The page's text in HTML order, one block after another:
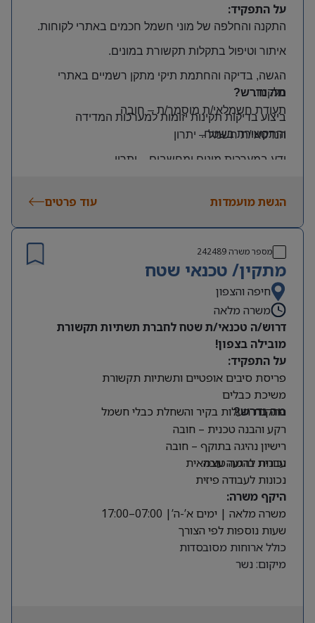
על התפקיד:
התקנה והחלפה של מוני חשמל חכמים באתרי לקוחות.
איתור וטיפול בתקלות תקשורת במונים.
הגשה, בדיקה והחתמת תיקי מתקן רשמיים באתרי
הלקוח.
ביצוע בדיקות תקינות יזומות למערכות המדידה
והתקשורת בשטח.
מה נדרש?
תעודת חשמלאי/ת מוסמך/ת – חובה
הנדסאי/ת חשמל– יתרון
ידע במערכות מונים ומחשבים יתרון
היקף משרה:
משרה מלאה | ימים: א’-ה’ | שעות: 8:00–17:00
תנאים:
רכב צמוד וטלפון סלולרי
שכר גבוה
מיקום: קדימה צורן
הגשת מועמדות עוד פרטים
מספר משרה242489
מתקין/ טכנאי שטח
חיפה והצפון
משרה מלאה
דרוש/ה טכנאי/ת שטח לחברת תשתיות תקשורת
מובילה בצפון!
על התפקיד:
פריסת סיבים אופטיים ותשתיות תקשורת
משיכת כבלים
התקנת תעלות בקיר והשחלת כבלי חשמל
מה נדרש?
רקע והבנה טכנית – חובה
רישיון נהיגה בתוקף – חובה
עברית ברמה טובה
נכונות להגעה עצמאית
נכונות לעבודה פיזית
היקף משרה:
משרה מלאה | ימים א’-ה’| 07:00–17:00
שעות נוספות לפי הצורך
כולל ארוחות מסובסדות
מיקום: נשר